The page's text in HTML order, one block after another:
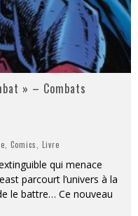
» – Combats
Comics Livre
qui menace
parcourt l’univers à la
le battre… Ce nouveau